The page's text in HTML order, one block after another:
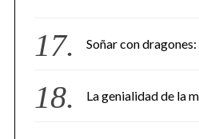
Soñar con
La genialidad de la